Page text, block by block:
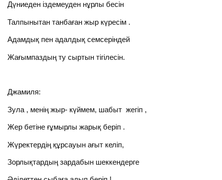
Дүниеден іздемеуден нұрлы бесін
Талпынытан танбаған жыр күресім .
Адамдық пен адалдық семсеріндей
Жағымпаздың ту сыртын тігілесін.
Джамиля:
Зула , менің жыр- күймем, шабыт жегіп ,
Жер бетіне ғұмырлы жарық беріп .
Жүректердің құрсауын ағыт келіп,
Зорлықтардың зардабын шеккендерге